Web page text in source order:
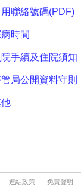
連結政策
免責聲明